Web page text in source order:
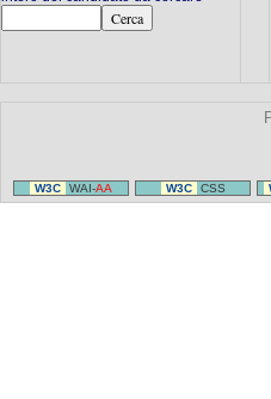
W3C WAI-AA W3C CSS